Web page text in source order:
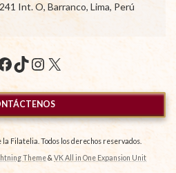
Int. O, Barranco, Lima, Perú
TikTok
Instagram
X
Filatelia. Todos los derechos reservados.
Theme& VK All in One Expansion Unit